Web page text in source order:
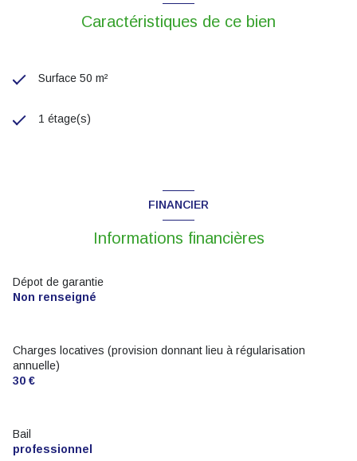
Caractéristiques de ce bien
Surface 50 m²
1 étage(s)
FINANCIER
Informations financières
Dépot de garantie
Non renseigné
Charges locatives (provision donnant lieu à régularisation
annuelle)
30 €
Bail
professionnel